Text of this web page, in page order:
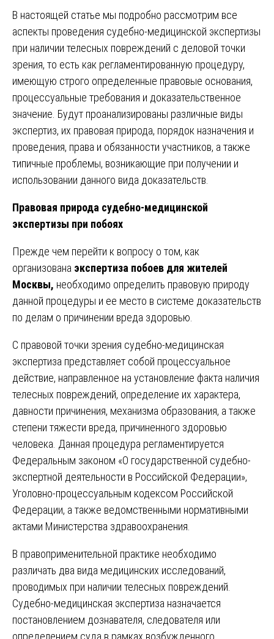
В настоящей статье мы подробно рассмотрим все
аспекты проведения судебно-медицинской экспертизы
при наличии телесных повреждений с деловой точки
зрения, то есть как регламентированную процедуру,
имеющую строго определенные правовые основания,
процессуальные требования и доказательственное
значение. Будут проанализированы различные виды
экспертиз, их правовая природа, порядок назначения и
проведения, права и обязанности участников, а также
типичные проблемы, возникающие при получении и
использовании данного вида доказательств.
Правовая природа судебно-медицинской
экспертизы при побоях
Прежде чем перейти к вопросу о том, как
организована экспертиза побоев для жителей
Москвы, необходимо определить правовую природу
данной процедуры и ее место в системе доказательств
по делам о причинении вреда здоровью.
С правовой точки зрения судебно-медицинская
экспертиза представляет собой процессуальное
действие, направленное на установление факта наличия
телесных повреждений, определение их характера,
давности причинения, механизма образования, а также
степени тяжести вреда, причиненного здоровью
человека. Данная процедура регламентируется
Федеральным законом «О государственной судебно-
экспертной деятельности в Российской Федерации»,
Уголовно-процессуальным кодексом Российской
Федерации, а также ведомственными нормативными
актами Министерства здравоохранения.
В правоприменительной практике необходимо
различать два вида медицинских исследований,
проводимых при наличии телесных повреждений.
Судебно-медицинская экспертиза назначается
постановлением дознавателя, следователя или
определением суда в рамках возбужденного